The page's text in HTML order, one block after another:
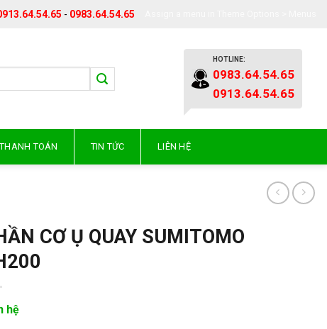
- 0983.64.54.65
HOTLINE:
0983.64.54.65
0913.64.54.65
TOÁN TIN TỨC LIÊN HỆ
CƠ Ụ QUAY SUMITOMO
hệ